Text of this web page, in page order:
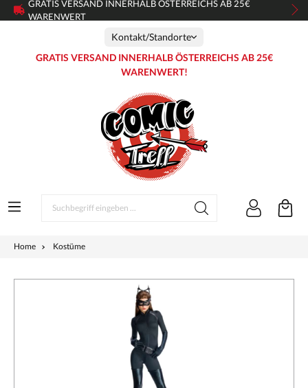
GRATIS VERSAND INNERHALB ÖSTERREICHS AB 25€
WARENWERT
Kontakt/Standorte
GRATIS VERSAND INNERHALB ÖSTERREICHS AB 25€
WARENWERT!
Home Kostüme